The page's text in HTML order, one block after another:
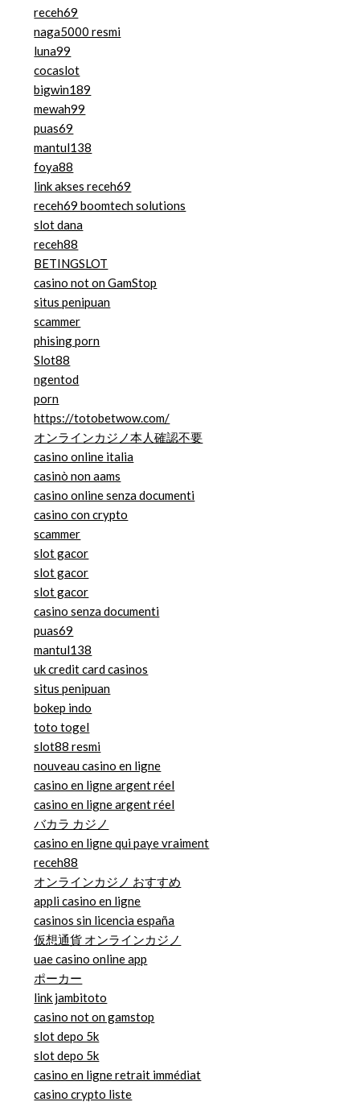
receh69
naga5000 resmi
luna99
cocaslot
bigwin189
mewah99
puas69
mantul138
foya88
link akses receh69
receh69 boomtech solutions
slot dana
receh88
BETINGSLOT
casino not on GamStop
situs penipuan
scammer
phising porn
Slot88
ngentod
porn
https://totobetwow.com/
オンラインカジノ本人確認不要
casino online italia
casinò non aams
casino online senza documenti
casino con crypto
scammer
slot gacor
slot gacor
slot gacor
casino senza documenti
puas69
mantul138
uk credit card casinos
situs penipuan
bokep indo
toto togel
slot88 resmi
nouveau casino en ligne
casino en ligne argent réel
casino en ligne argent réel
バカラ カジノ
casino en ligne qui paye vraiment
receh88
オンラインカジノ おすすめ
appli casino en ligne
casinos sin licencia españa
仮想通貨 オンラインカジノ
uae casino online app
ポーカー
link jambitoto
casino not on gamstop
slot depo 5k
slot depo 5k
casino en ligne retrait immédiat
casino crypto liste